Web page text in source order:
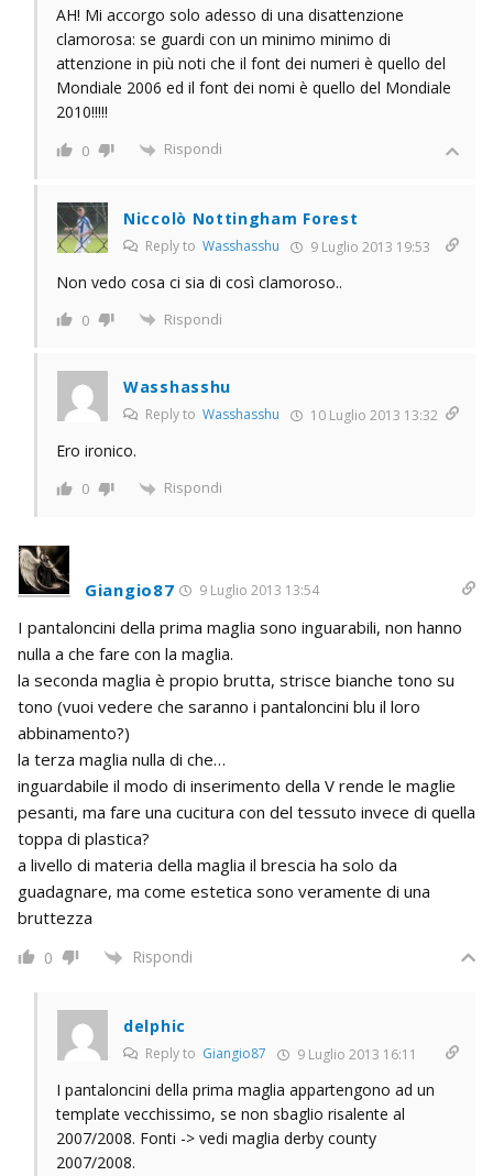
AH! Mi accorgo solo adesso di una disattenzione
clamorosa: se guardi con un minimo minimo di
attenzione in più noti che il font dei numeri è quello del
Mondiale 2006 ed il font dei nomi è quello del Mondiale
2010!!!!!
0 Rispondi
Niccolò Nottingham Forest
Reply to Wasshasshu 9 Luglio 2013 19:53
Non vedo cosa ci sia di così clamoroso..
0 Rispondi
Wasshasshu
Reply to Wasshasshu 10 Luglio 2013 13:32
Ero ironico.
0 Rispondi
Giangio87 9 Luglio 2013 13:54
I pantaloncini della prima maglia sono inguarabili, non hanno
nulla a che fare con la maglia.
la seconda maglia è propio brutta, strisce bianche tono su
tono (vuoi vedere che saranno i pantaloncini blu il loro
abbinamento?)
la terza maglia nulla di che…
inguardabile il modo di inserimento della V rende le maglie
pesanti, ma fare una cucitura con del tessuto invece di quella
toppa di plastica?
a livello di materia della maglia il brescia ha solo da
guadagnare, ma come estetica sono veramente di una
bruttezza
0 Rispondi
delphic
Reply to Giangio87 9 Luglio 2013 16:11
I pantaloncini della prima maglia appartengono ad un
template vecchissimo, se non sbaglio risalente al
2007/2008. Fonti -> vedi maglia derby county
2007/2008.